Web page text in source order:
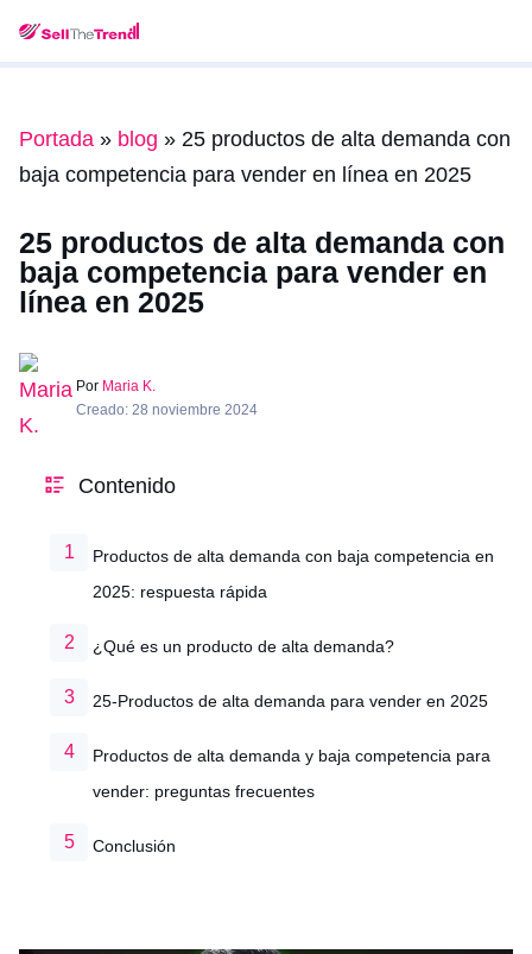
Portada » blog » 25 productos de alta demanda con
baja competencia para vender en línea en 2025
25 productos de alta demanda con
baja competencia para vender en
línea en 2025
Por Maria K.
Creado: 28 noviembre 2024
Contenido
Productos de alta demanda con baja competencia en
2025: respuesta rápida
¿Qué es un producto de alta demanda?
25-Productos de alta demanda para vender en 2025
Productos de alta demanda y baja competencia para
vender: preguntas frecuentes
Conclusión